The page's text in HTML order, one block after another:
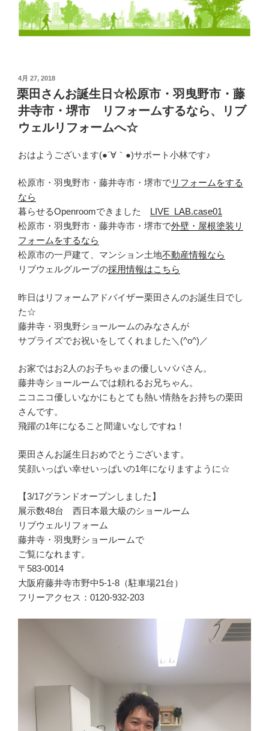
投
稿
日:
4月 27, 2018
栗田さんお誕生日☆松原市・羽曳野市・藤
井寺市・堺市 リフォームするなら、リブ
ウェルリフォームへ☆
おはようございます(●´∀｀●)サポート小林です♪
松原市・羽曳野市・藤井寺市・堺市でリフォームをする
なら
暮らせるOpenroomできました LIVE_LAB.case01
松原市・羽曳野市・藤井寺市・堺市で外壁・屋根塗装リ
フォームをするなら
松原市の一戸建て、マンション土地不動産情報なら
リブウェルグループの採用情報はこちら
昨日はリフォームアドバイザー栗田さんのお誕生日でし
た☆
藤井寺・羽曳野ショールームのみなさんが
サプライズでお祝いをしてくれました＼(^o^)／
お家ではお2人のお子ちゃまの優しいパパさん。
藤井寺ショールームでは頼れるお兄ちゃん。
ニコニコ優しいなかにもとても熱い情熱をお持ちの栗田
さんです。
飛躍の1年になること間違いなしですね！
栗田さんお誕生日おめでとうございます。
笑顔いっぱい幸せいっぱいの1年になりますように☆
【3/17グランドオープンしました】
展示数48台 西日本最大級のショールーム
リブウェルリフォーム
藤井寺・羽曳野ショールームで
ご覧になれます。
〒583-0014
大阪府藤井寺市野中5-1-8（駐車場21台）
フリーアクセス：0120-932-203